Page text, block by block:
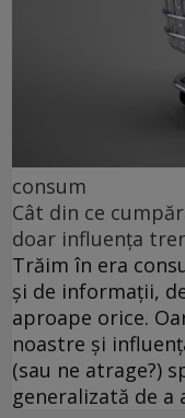
consum
Cât din ce
doar influența
Trăim în era
și de informații,
aproape orice.
noastre și
(sau ne atrage?)
generalizată de